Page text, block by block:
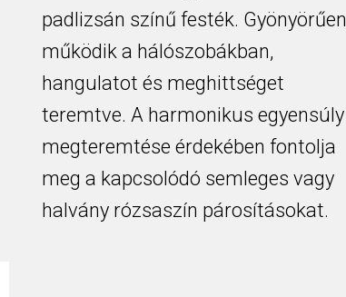
padlizsán színű festék. Gyönyörűen
működik a hálószobákban,
hangulatot és meghittséget
teremtve. A harmonikus egyensúly
megteremtése érdekében fontolja
meg a kapcsolódó semleges vagy
halvány rózsaszín párosításokat.